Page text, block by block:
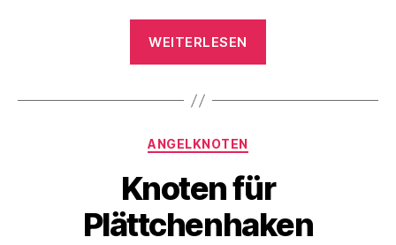
WEITERLESEN
Kategorien
ANGELKNOTEN
Knoten für
Plättchenhaken